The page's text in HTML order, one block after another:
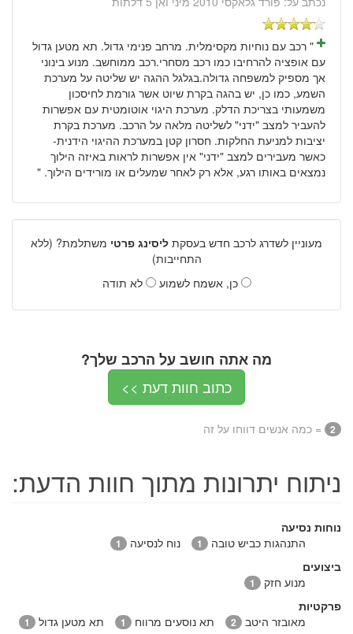
" רכב עם נוחיות מקסימלית. מרחב פנימי גדול. תא מטען גדול
עם אופציה להרחיבו כמו רכב מסחרי.רכב ממוחשב. מנוע בינוני
אך מספיק למשפחה גדולה.בגלגל ההגה יש שליטה על מערכת
השמע, כמו כן, יש בהגה בקרת שיוט אשר גורמת לחיסכון
משמעותי בצריכת הדלק. מערכת היגוי אוטומטית עם אפשרות
להעביר למצב "ידני" לשליטה מלאה על הרכב. מערכת בקרת
יציבות למניעת החלקות. חסרון קטן במערכת ההיגוי הידנית-
כאשר מעבירים למצב "ידני" אין אפשרות לראות באיזה הילוך
נמצאים באותו רגע, אלא רק לאחר שמעלים או מורידים הילוך. "
מעוניין לשדרג לרכב חדש בעסקת ליסינג פרטי משתלמת? (ללא
התחייבות)
כן, אשמח לשמוע
לא תודה
מה אתה חושב על הרכב שלך?
כתוב חוות דעת >>
2 = כמה אנשים דווחו על זה
ניתוח יתרונות מתוך חוות הדעת:
נוחות נסיעה
התנהגות כביש טובה
1 נוח לנסיעה 1
ביצועים
מנוע חזק
1
פרקטיות
מאובזר היטב
2 תא נוסעים מרווח 1 תא מטען גדול 1